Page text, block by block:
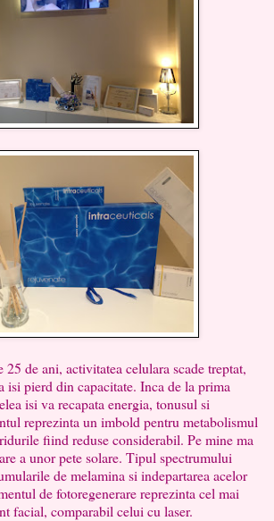
ani, activitatea celulara scade treptat,
isi pierd din capacitate. Inca de la prima
isi va recapata energia, tonusul si
reprezinta un imbold pentru metabolismul
fiind reduse considerabil. Pe mine ma
a unor pete solare. Tipul spectrumului
de melamina si indepartarea acelor
de fotoregenerare reprezinta cel mai
facial, comparabil celui cu laser.